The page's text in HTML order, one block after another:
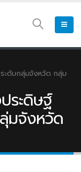
ะดับกลุ่มจังหวัด กลุ่ม
ระดิษฐ์
มจังหวัด